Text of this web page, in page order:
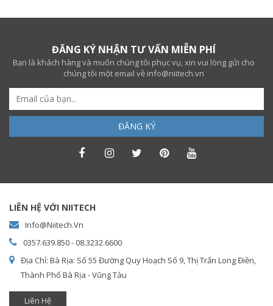
ĐĂNG KÝ NHẬN TƯ VẤN MIỄN PHÍ
Bạn là khách hàng và muốn chúng tôi phục vụ, xin vui lòng gửi cho
chúng tôi một email về info@niitech.vn
ĐĂNG KÝ
LIÊN HỆ VỚI NIITECH
Info@niitech.vn
0357.639.850 - 08.3232.6600
Địa Chỉ: Bà Rịa: Số 55 Đường Quy Hoạch Số 9, Thị Trấn Long Điền,
Thành Phố Bà Rịa - Vũng Tàu
Liên Hệ